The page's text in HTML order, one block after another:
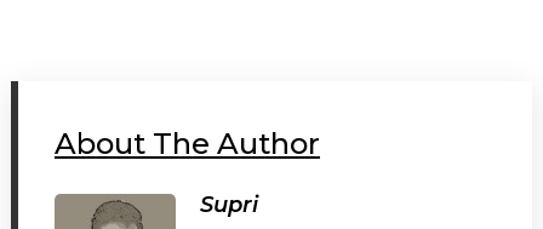
About The Author
Supri